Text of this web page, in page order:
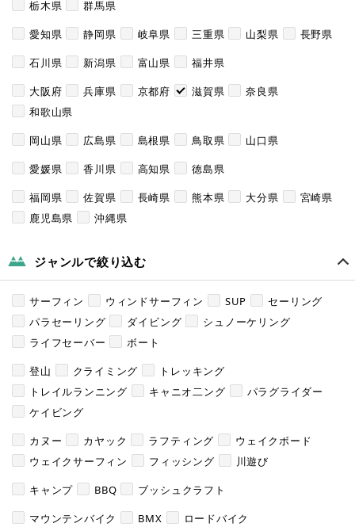
栃木県
群馬県
愛知県
静岡県 岐阜県 三重県 山梨県
長野県
石川県
新潟県 富山県
福井県
大阪府
兵庫県 京都府 滋賀県
奈良県
和歌山県
岡山県
広島県 島根県 鳥取県
山口県
愛媛県
香川県 高知県
徳島県
福岡県
佐賀県 長崎県 熊本県 大分県
宮崎県
鹿児島県
沖縄県
ジャンルで絞り込む
サーフィン ウィンドサーフィン SUP
セーリング
パラセーリング
ダイビング
シュノーケリング
ライフセーバー
ボート
登山
クライミング
トレッキング
トレイルランニング
キャニオ二ング
パラグライダー
ケイビング
カヌー
カヤック ラフティング
ウェイクボード
ウェイクサーフィン
フィッシング
川遊び
キャンプ
BBQ
ブッシュクラフト
マウンテンバイク
BMX
ロードバイク